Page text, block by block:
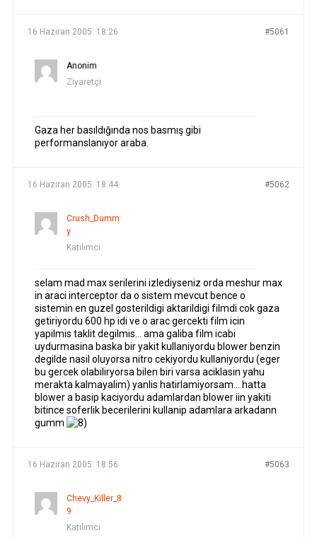
16 Haziran 2005: 18:26 #5061
Anonim
Ziyaretçi
Gaza her basıldığında nos basmış gibi
performanslanıyor araba.
16 Haziran 2005: 18:44 #5062
Crush_Dumm
y
Katılımcı
selam mad max serilerini izlediyseniz orda meshur max
in araci interceptor da o sistem mevcut bence o
sistemin en guzel gosterildigi aktarildigi filmdi cok gaza
getiriyordu 600 hp idi ve o arac gercekti film icin
yapilmis taklit degilmis… ama galiba film icabi
uydurmasina baska bir yakit kullaniyordu blower benzin
degilde nasil oluyorsa nitro cekiyordu kullaniyordu (eger
bu gercek olabiliryorsa bilen biri varsa aciklasin yahu
merakta kalmayalim) yanlis hatirlamiyorsam… hatta
blower a basip kaciyordu adamlardan blower iin yakiti
bitince soferlik becerilerini kullanip adamlara arkadann
gumm
16 Haziran 2005: 18:56 #5063
Chevy_Killer_8
9
Katılımcı